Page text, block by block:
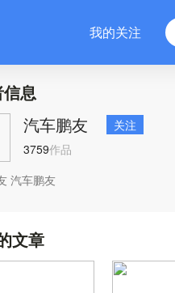
我的关注
息
汽车鹏友
关注
3759作品
汽车鹏友
文章